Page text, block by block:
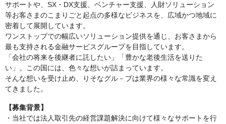
サポートや、SX・DX支援、ベンチャー支援、人財ソリューション
等お客さまのこまりごと起点の多様なビジネスを、広域かつ地域に
密着して展開しています。
ワンストップでの幅広いソリューション提供を通じ、お客さまから
最も支持される金融サービスグループを目指しています。
「会社の将来を後継者に託したい」「豊かな老後生活を送りた
い」。この国には、色々な想いが詰まっています。
そんな想いを受け止め、りそなグル－プは業界の様々な常識を変え
てきました。
【募集背景】
・当社では法人取引先の経営課題解決に向けて様々なサポートを行